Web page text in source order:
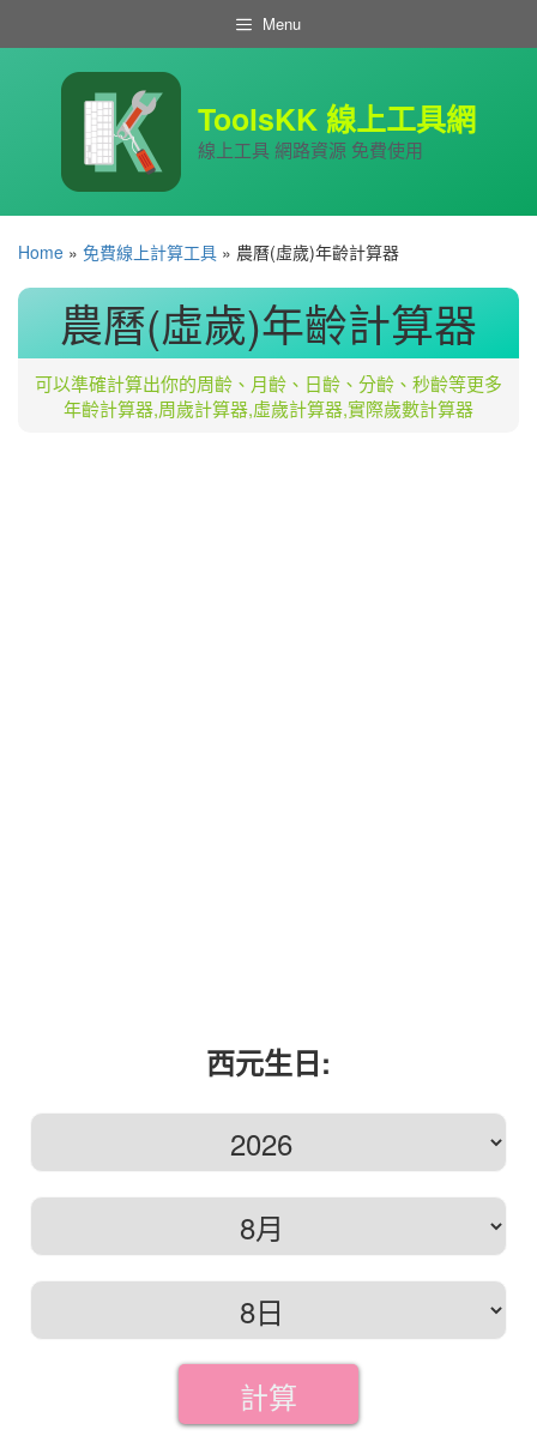
Menu
ToolsKK 線上工具網
線上工具 網路資源 免費使用
Home » 免費線上計算工具 » 農曆(虛歲)年齡計算器
農曆(虛歲)年齡計算器
可以準確計算出你的周齡、月齡、日齡、分齡、秒齡等更多
年齡計算器,周歲計算器,虛歲計算器,實際歲數計算器
西元生日:
計算